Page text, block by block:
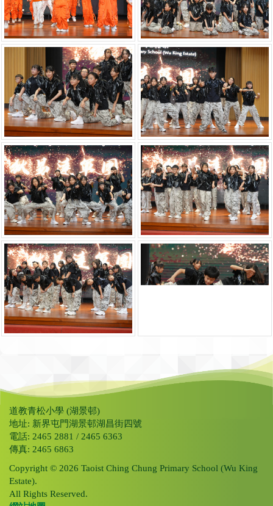
道教青松小學 (湖景邨)
地址: 新界屯門湖景邨湖昌街四號
電話: 2465 2881 / 2465 6363
傳真: 2465 6863
Copyright © 2026 Taoist Ching Chung Primary School (Wu King
Estate).
All Rights Reserved.